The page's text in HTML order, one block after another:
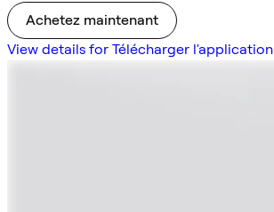
Achetez maintenant
View details for Télécharger l'application